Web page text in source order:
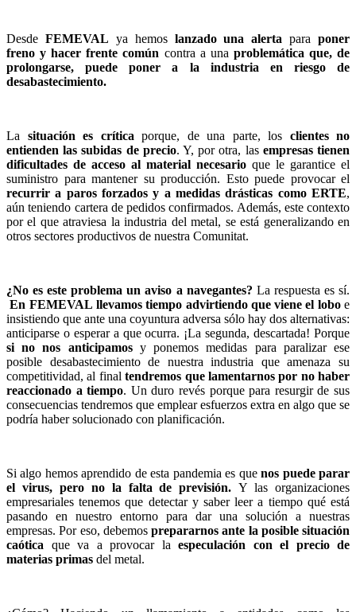
Desde FEMEVAL ya hemos lanzado una alerta para poner
freno y hacer frente común contra a una problemática que, de
prolongarse, puede poner a la industria en riesgo de
desabastecimiento.
La situación es crítica porque, de una parte, los clientes no
entienden las subidas de precio. Y, por otra, las empresas tienen
dificultades de acceso al material necesario que le garantice el
suministro para mantener su producción. Esto puede provocar el
recurrir a paros forzados y a medidas drásticas como ERTE,
aún teniendo cartera de pedidos confirmados. Además, este contexto
por el que atraviesa la industria del metal, se está generalizando en
otros sectores productivos de nuestra Comunitat.
¿No es este problema un aviso a navegantes? La respuesta es sí.
En FEMEVAL llevamos tiempo advirtiendo que viene el loboe
insistiendo que ante una coyuntura adversa sólo hay dos alternativas:
anticiparse o esperar a que ocurra. ¡La segunda, descartada! Porque
si no nos anticipamosy ponemos medidas para paralizar ese
posible desabastecimiento de nuestra industria que amenaza su
competitividad, al finaltendremos que lamentarnos por no haber
reaccionado a tiempo. Un duro revés porque para resurgir de sus
consecuencias tendremos que emplear esfuerzos extra en algo que se
podría haber solucionado con planificación.
Si algo hemos aprendido de esta pandemia es quenos puede parar
el virus, pero no la falta de previsión.Y las organizaciones
empresariales tenemos que detectar y saber leer a tiempo qué está
pasando en nuestro entorno para dar una solución a nuestras
empresas. Por eso, debemos prepararnos ante la posible situación
caótica que va a provocar la especulación con el precio de
materias primas del metal.